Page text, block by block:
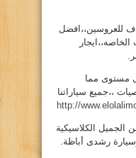
للعروسين،،افضل
مستوى مما
،،جميع سياراتنا
http://
الجميل الكلاسيكية
رشدى أباظة.